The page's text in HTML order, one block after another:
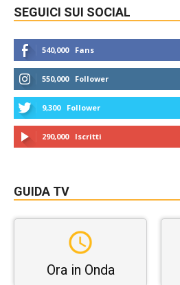
SEGUICI SUI SOCIAL
540,000 Fans
550,000 Follower
9,300 Follower
290,000 Iscritti
GUIDA TV
Ora in Onda